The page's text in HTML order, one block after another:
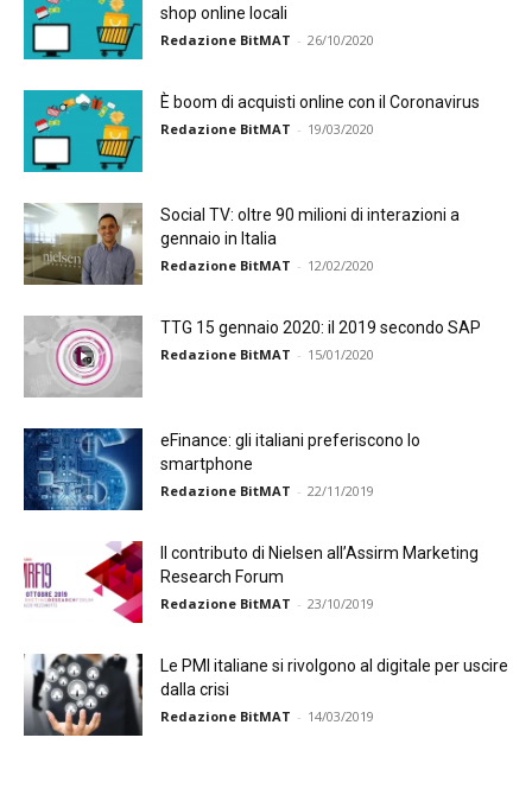
shop online locali
Redazione BitMAT - 26/10/2020
È boom di acquisti online con il Coronavirus
Redazione BitMAT - 19/03/2020
Social TV: oltre 90 milioni di interazioni a
gennaio in Italia
Redazione BitMAT - 12/02/2020
TTG 15 gennaio 2020: il 2019 secondo SAP
Redazione BitMAT - 15/01/2020
eFinance: gli italiani preferiscono lo
smartphone
Redazione BitMAT - 22/11/2019
Il contributo di Nielsen all’Assirm Marketing
Research Forum
Redazione BitMAT - 23/10/2019
Le PMI italiane si rivolgono al digitale per uscire
dalla crisi
Redazione BitMAT - 14/03/2019